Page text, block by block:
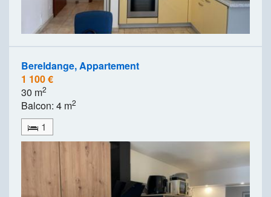
Bereldange, Appartement
1 100 €
30 m2
Balcon: 4 m2
1